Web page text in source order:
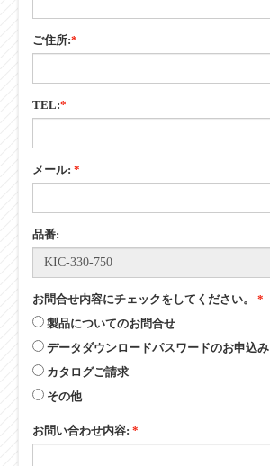
ご住所:*
TEL:*
メール: *
品番:
お問合せ内容にチェックをしてください。 *
製品についてのお問合せ
データダウンロードパスワードのお申込み
カタログご請求
その他
お問い合わせ内容: *